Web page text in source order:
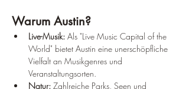
Warum Austin?
Live-Musik: Als "Live Music Capital of the
World" bietet Austin eine unerschöpfliche
Vielfalt an Musikgenres und
Veranstaltungsorten.
Natur: Zahlreiche Parks, Seen und